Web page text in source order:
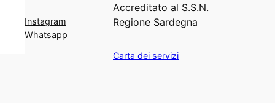
Instagram
Whatsapp
Accreditato al S.S.N.
Regione Sardegna
Carta dei servizi